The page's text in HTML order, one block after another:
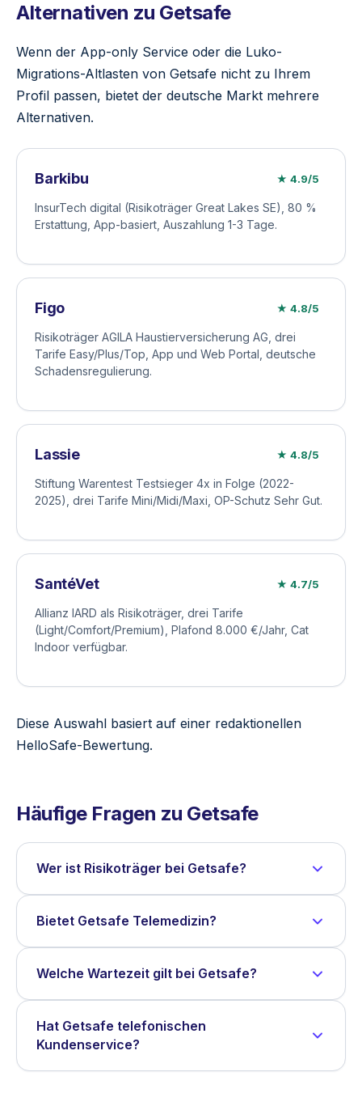
Alternativen zu Getsafe
Wenn der App-only Service oder die Luko-
Migrations-Altlasten von Getsafe nicht zu Ihrem
Profil passen, bietet der deutsche Markt mehrere
Alternativen.
Barkibu ★ 4.9/5
InsurTech digital (Risikoträger Great Lakes SE), 80 %
Erstattung, App-basiert, Auszahlung 1-3 Tage.
Figo ★ 4.8/5
Risikoträger AGILA Haustierversicherung AG, drei
Tarife Easy/Plus/Top, App und Web Portal, deutsche
Schadensregulierung.
Lassie ★ 4.8/5
Stiftung Warentest Testsieger 4x in Folge (2022-
2025), drei Tarife Mini/Midi/Maxi, OP-Schutz Sehr Gut.
SantéVet ★ 4.7/5
Allianz IARD als Risikoträger, drei Tarife
(Light/Comfort/Premium), Plafond 8.000 €/Jahr, Cat
Indoor verfügbar.
Diese Auswahl basiert auf einer redaktionellen
HelloSafe-Bewertung.
Häufige Fragen zu Getsafe
Wer ist Risikoträger bei Getsafe?
Bietet Getsafe Telemedizin?
Welche Wartezeit gilt bei Getsafe?
Hat Getsafe telefonischen
Kundenservice?